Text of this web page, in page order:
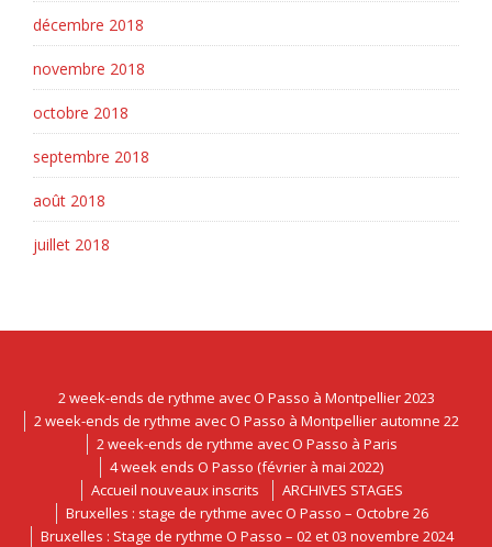
décembre 2018
novembre 2018
octobre 2018
septembre 2018
août 2018
juillet 2018
2 week-ends de rythme avec O Passo à Montpellier 2023
2 week-ends de rythme avec O Passo à Montpellier automne 22
2 week-ends de rythme avec O Passo à Paris
4 week ends O Passo (février à mai 2022)
Accueil nouveaux inscrits
ARCHIVES STAGES
Bruxelles : stage de rythme avec O Passo – Octobre 26
Bruxelles : Stage de rythme O Passo – 02 et 03 novembre 2024